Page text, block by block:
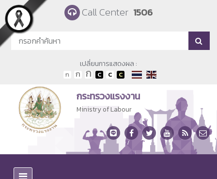
Skip to main content Call Center 1506
เปลี่ยนการแสดงผล :
กระทรวงแรงงาน
Ministry of Labour